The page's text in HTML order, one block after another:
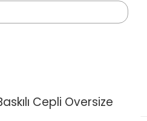
Cepli Oversize